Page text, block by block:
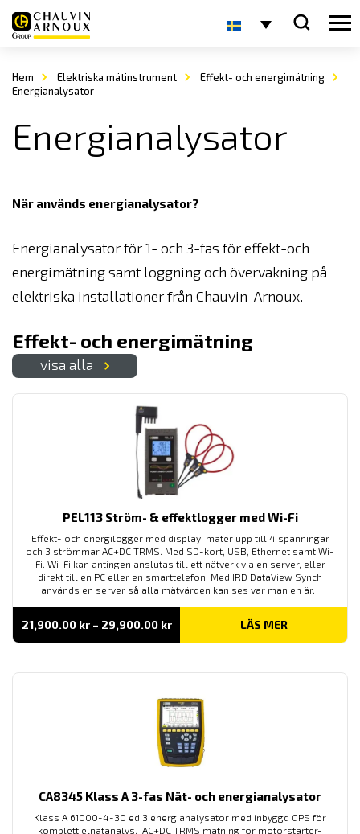
Hem Elektriska mätinstrument
Effekt- och energimätning
Energianalysator
Energianalysator
När används energianalysator?
Energianalysator för 1- och 3-fas för effekt-och
energimätning samt loggning och övervakning på
elektriska installationer från Chauvin-Arnoux.
Effekt- och energimätning
visa alla
PEL113 Ström- & effektlogger med Wi-Fi
Effekt- och energilogger med display, mäter upp till 4 spänningar
och 3 strömmar AC+DC TRMS. Med SD-kort, USB, Ethernet samt Wi-
Fi. Wi-Fi kan antingen anslutas till ett nätverk via en server, eller
direkt till en PC eller en smarttelefon. Med IRD DataView Synch
används en server så alla mätvärden kan ses var man en är.
21,900.00 kr – 29,900.00 krPrisintervall:
till
LÄS MER
CA8345 Klass A 3-fas Nät- och energianalysator
Klass A 61000-4-30 ed 3 energianalysator med inbyggd GPS för
komplett elnätanalys. AC+DC TRMS mätning för motorstarter-